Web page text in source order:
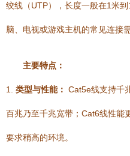
绞线（UTP），长度一般在1米
脑、电视或游戏主机的常见连接需
主要特点：
1. 类型与性能： Cat5e线支持千
百兆乃至千兆宽带；Cat6线性能
要求稍高的环境。